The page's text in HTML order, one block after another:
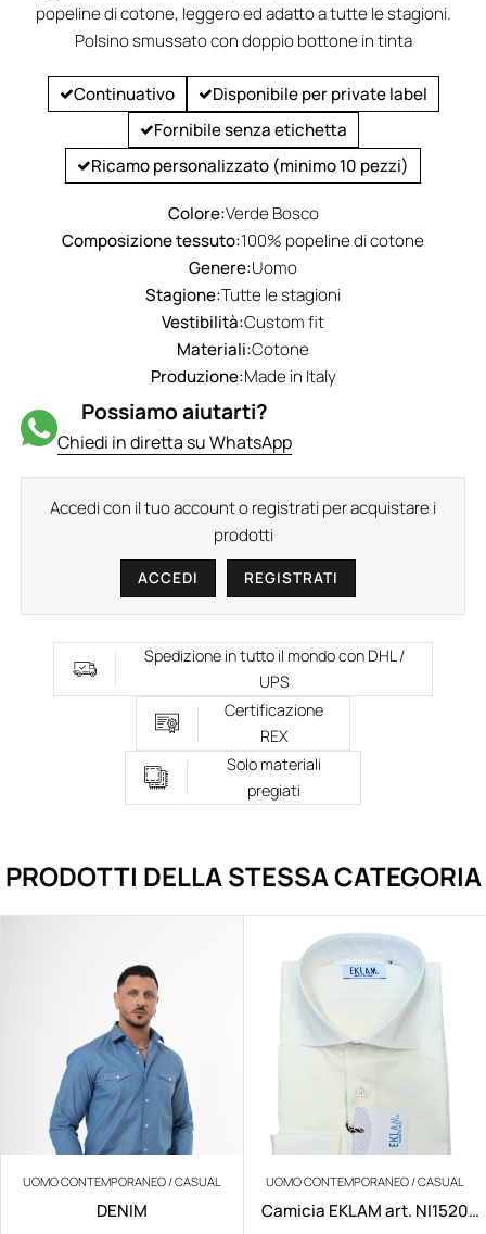
popeline di cotone, leggero ed adatto a tutte le stagioni.
Polsino smussato con doppio bottone in tinta
Continuativo
Disponibile per private label
Fornibile senza etichetta
Ricamo personalizzato (minimo 10 pezzi)
Colore:Verde Bosco
Composizione tessuto:100% popeline di cotone
Genere:Uomo
Stagione:Tutte le stagioni
Vestibilità:Custom fit
Materiali:Cotone
Produzione:Made in Italy
Possiamo aiutarti?
Chiedi in diretta su WhatsApp
Accedi con il tuo account o registrati per acquistare i
prodotti
ACCEDI REGISTRATI
Spedizione in tutto il mondo con DHL /
UPS
Certificazione
REX
Solo materiali
pregiati
PRODOTTI DELLA STESSA CATEGORIA
UOMO CONTEMPORANEO / CASUAL
DENIM
UOMO CONTEMPORANEO / CASUAL
Camicia EKLAM art. NI1520